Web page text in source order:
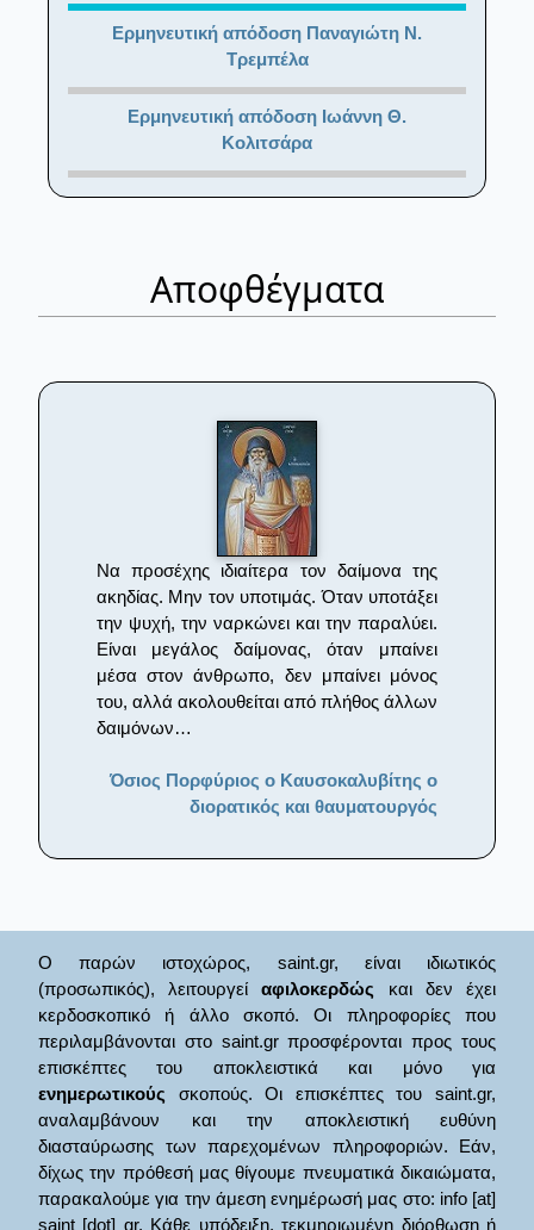
Ερμηνευτική απόδοση Παναγιώτη Ν.
Τρεμπέλα
Ερμηνευτική απόδοση Ιωάννη Θ.
Κολιτσάρα
Αποφθέγματα
Να προσέχης ιδιαίτερα τον δαίμονα της
ακηδίας. Μην τον υποτιμάς. Όταν υποτάξει
την ψυχή, την ναρκώνει και την παραλύει.
Είναι μεγάλος δαίμονας, όταν μπαίνει
μέσα στον άνθρωπο, δεν μπαίνει μόνος
του, αλλά ακολουθείται από πλήθος άλλων
δαιμόνων…
Όσιος Πορφύριος ο Καυσοκαλυβίτης ο
διορατικός και θαυματουργός
Ο παρών ιστοχώρος, saint.gr, είναι ιδιωτικός
(προσωπικός), λειτουργείαφιλοκερδώς και δεν έχει
κερδοσκοπικό ή άλλο σκοπό. Οι πληροφορίες που
περιλαμβάνονται στο saint.gr προσφέρονται προς τους
επισκέπτες του αποκλειστικά και μόνο για
ενημερωτικούς σκοπούς. Οι επισκέπτες του saint.gr,
αναλαμβάνουν και την αποκλειστική ευθύνη
διασταύρωσης των παρεχομένων πληροφοριών. Εάν,
δίχως την πρόθεσή μας θίγουμε πνευματικά δικαιώματα,
παρακαλούμε για την άμεση ενημέρωσή μας στο: info [at]
saint [dot] gr. Κάθε υπόδειξη, τεκμηριωμένη διόρθωση ή